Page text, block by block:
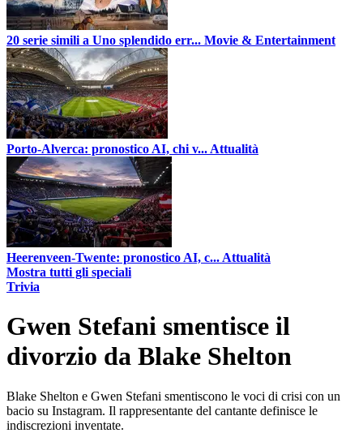
20 serie simili a Uno splendido err... Movie & Entertainment
Porto-Alverca: pronostico AI, chi v... Attualità
Heerenveen-Twente: pronostico AI, c... Attualità
Mostra tutti gli speciali
Trivia
Gwen Stefani smentisce il
divorzio da Blake Shelton
Blake Shelton e Gwen Stefani smentiscono le voci di crisi con un
bacio su Instagram. Il rappresentante del cantante definisce le
indiscrezioni inventate.